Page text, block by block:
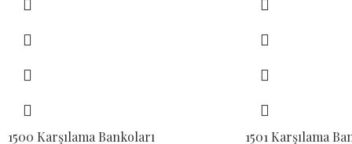
1500 Karşılama Bankoları 1501 Karşılama